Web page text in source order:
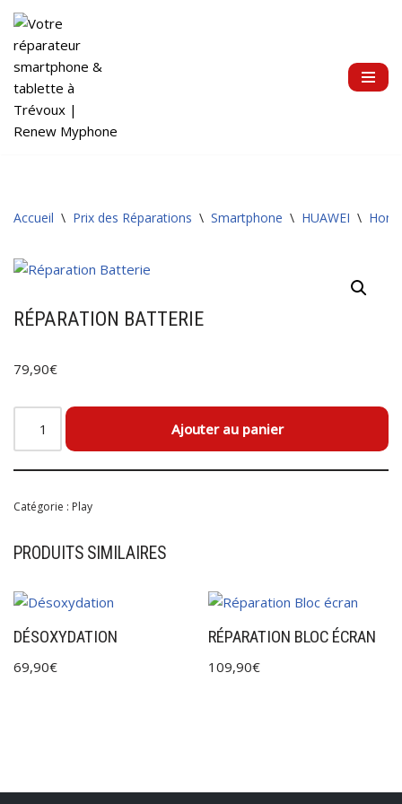
Aller
au
contenu
Accueil \ Prix des Réparations \ Smartphone \ HUAWEI \
RÉPARATION BATTERIE
79,90€
Ajouter au panier
Catégorie : Play
PRODUITS SIMILAIRES
DÉSOXYDATION
69,90€
RÉPARATION BLOC ÉCRAN
109,90€